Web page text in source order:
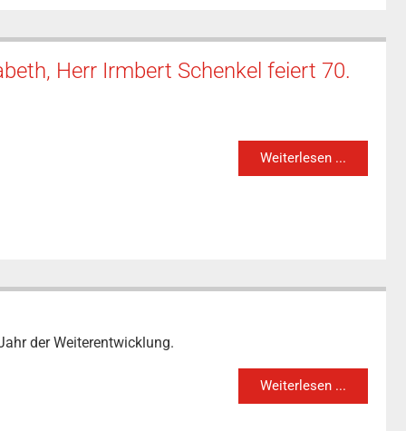
Herr Irmbert Schenkel feiert 70.
Weiterlesen ...
der Weiterentwicklung.
Weiterlesen ...